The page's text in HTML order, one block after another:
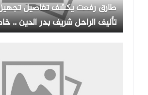
طارق رفعت يكشف تفاصيل
تأليف الراحل شريف بدر الدين ..